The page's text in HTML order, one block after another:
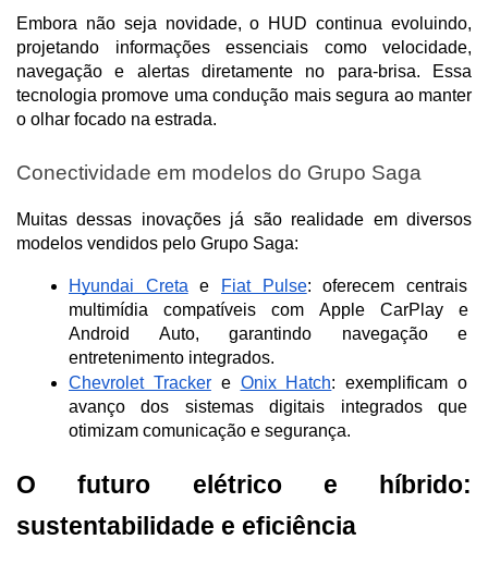
Embora não seja novidade, o HUD continua evoluindo,
projetando informações essenciais como velocidade,
navegação e alertas diretamente no para-brisa. Essa
tecnologia promove uma condução mais segura ao manter
o olhar focado na estrada.
Conectividade em modelos do Grupo Saga
Muitas dessas inovações já são realidade em diversos
modelos vendidos pelo Grupo Saga:
Hyundai Creta e Fiat Pulse: oferecem centrais
multimídia compatíveis com Apple CarPlay e
Android Auto, garantindo navegação e
entretenimento integrados.
Chevrolet Tracker e Onix Hatch: exemplificam o
avanço dos sistemas digitais integrados que
otimizam comunicação e segurança.
O futuro elétrico e híbrido:
sustentabilidade e eficiência